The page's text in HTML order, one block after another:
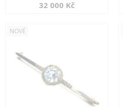
32 000 Kč
NOVÉ